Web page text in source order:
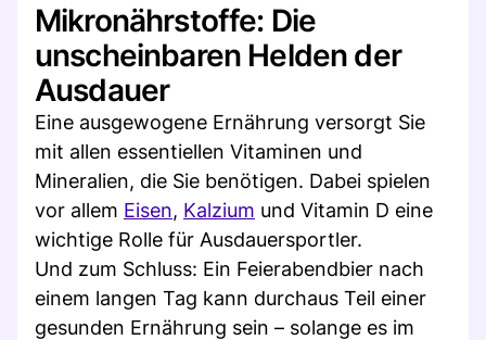
Mikronährstoffe: Die
unscheinbaren Helden der
Ausdauer
Eine ausgewogene Ernährung versorgt Sie
mit allen essentiellen Vitaminen und
Mineralien, die Sie benötigen. Dabei spielen
vor allem Eisen, Kalzium und Vitamin D eine
wichtige Rolle für Ausdauersportler.
Und zum Schluss: Ein Feierabendbier nach
einem langen Tag kann durchaus Teil einer
gesunden Ernährung sein – solange es im